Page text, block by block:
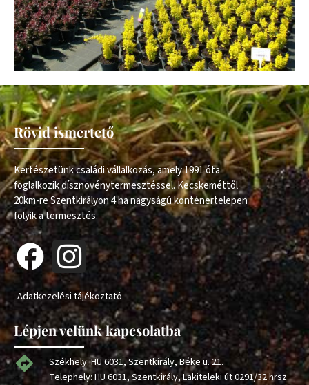
Rövid ismertető
Kertészetünk családi vállalkozás, amely 1991 óta
foglalkozik dísznövénytermesztéssel. Kecskeméttől
20km-re Szentkirályon 4 ha nagyságú konténertelepen
folyik a termesztés.
Adatkezelési tájékoztató
Lépjen velünk kapcsolatba
Székhely: HU 6031, Szentkirály, Béke u. 21.
Telephely: HU 6031, Szentkirály, Lakiteleki út 0291/32 hrsz.